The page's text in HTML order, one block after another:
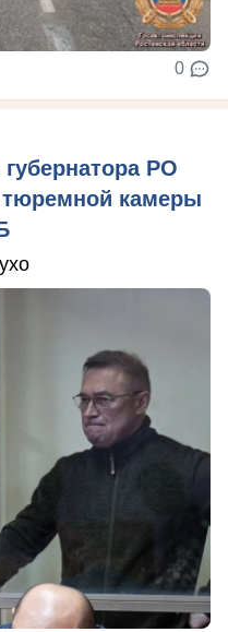
0
РО
тюремной камеры